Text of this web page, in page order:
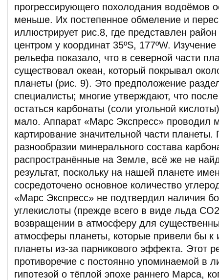
прогрессирующего похолодания водоёмов
меньше. Их постепенное обмеление и
иллюстрирует рис.8, где представлен
центром у координат 35ºS, 177ºW.
рельефа показало, что в северной части
существовал океан, который покрывал
планеты (рис. 9). Это предположение
специалисты; многие утверждают, что
остаться карбонаты (соли угольной
мало. Аппарат «Марс Экспресс» проводил
картирование значительной части
разнообразии минерального состава
распространённые на Земле, всё же не
результат, поскольку на нашей планете
сосредоточено основное количество
«Марс Экспресс» не подтвердил наличия
углекислоты (прежде всего в виде льда
возвращении в атмосферу для
атмосферы планеты, которые привели бы к
планеты из-за парникового эффекта. Этот
противоречие с постоянно упоминаемой в
гипотезой о тёплой эпохе раннего Марса,